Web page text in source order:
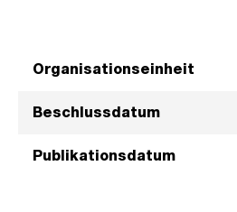
Organisationseinheit
Beschlussdatum
Publikationsdatum